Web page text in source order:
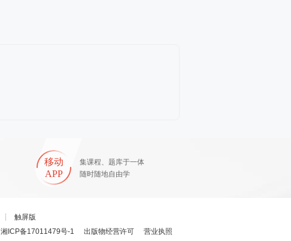
移动
APP
集课程、题库于一体
随时随地自由学
┊ 触屏版
湘ICP备17011479号-1 出版物经营许可 营业执照